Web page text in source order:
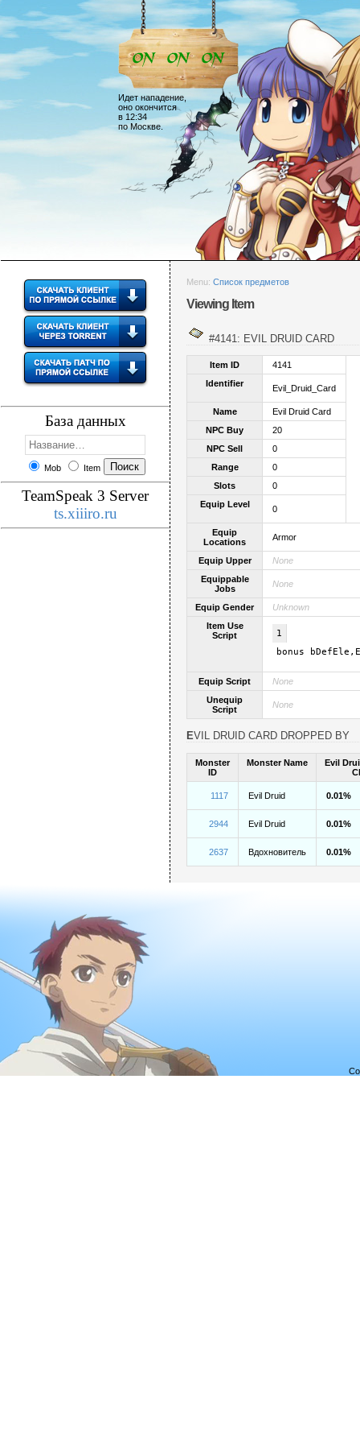
Идет нападение,
оно окончится
в 12:34
по Москве.
База данных
Mob Item
TeamSpeak 3 Server
ts.xiiiro.ru
Menu: Список предметов
Viewing Item
#4141: EVIL DRUID CARD
Item ID
4141
Identifier
Evil_Druid_Card
Name
Evil Druid Card
NPC Buy
20
NPC Sell
0
Range
0
Slots
0
Equip Level
0
Equip
Locations
Armor
Equip Upper
None
Equippable
Jobs
None
Equip Gender
Unknown
Item Use
Script
1
bonus
Equip Script
None
Unequip
Script
None
EVIL DRUID CARD DROPPED BY
Monster
ID
Monster Name
Evil
1117 Evil Druid 0.01%
2944 Evil Druid 0.01%
2637 Вдохновитель 0.01%